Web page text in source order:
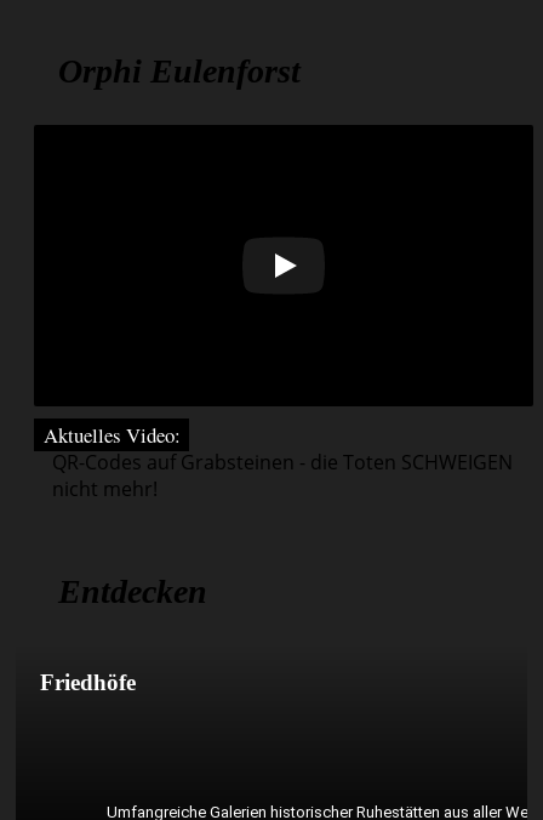
Orphi Eulenforst
Aktuelles Video:
QR-Codes auf Grabsteinen - die Toten SCHWEIGEN
nicht mehr!
Entdecken
Friedhöfe
Umfangreiche Galerien historischer Ruhestätten aus aller Welt